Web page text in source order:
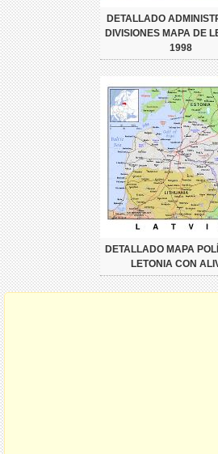
DETALLADO
DIVISIONES MAPA DE
1998
DETALLADO MAPA
LETONIA CON